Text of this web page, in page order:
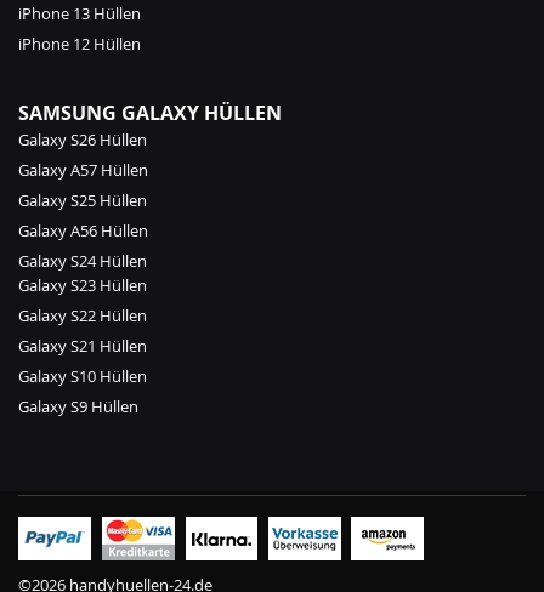
iPhone 13 Hüllen
iPhone 12 Hüllen
SAMSUNG GALAXY HÜLLEN
Galaxy S26 Hüllen
Galaxy A57 Hüllen
Galaxy S25 Hüllen
Galaxy A56 Hüllen
Galaxy S24 Hüllen
Galaxy S23 Hüllen
Galaxy S22 Hüllen
Galaxy S21 Hüllen
Galaxy S10 Hüllen
Galaxy S9 Hüllen
©2026 handyhuellen-24.de